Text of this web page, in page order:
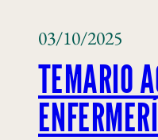
03/10/2025
TEMARIO